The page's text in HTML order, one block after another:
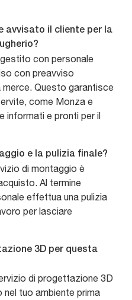
avvisato il cliente per la
con personale
con preavviso
merce. Questo garantisce
come Monza e
informati e pronti per il
e la pulizia finale?
di montaggio è
Al termine
effettua una pulizia
per lasciare
3D per questa
di progettazione 3D
tuo ambiente prima